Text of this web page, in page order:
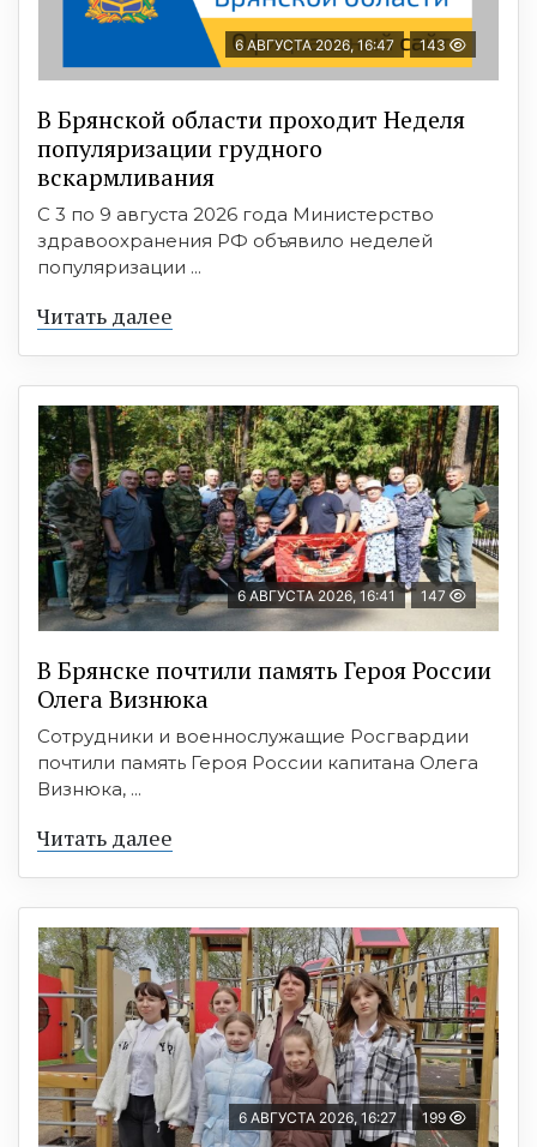
6 АВГУСТА 2026, 16:47 143
В Брянской области проходит Неделя
популяризации грудного
вскармливания
С 3 по 9 августа 2026 года Министерство
здравоохранения РФ объявило неделей
популяризации ...
Читать далее
6 АВГУСТА 2026, 16:41 147
В Брянске почтили память Героя России
Олега Визнюка
Сотрудники и военнослужащие Росгвардии
почтили память Героя России капитана Олега
Визнюка, ...
Читать далее
6 АВГУСТА 2026, 16:27 199